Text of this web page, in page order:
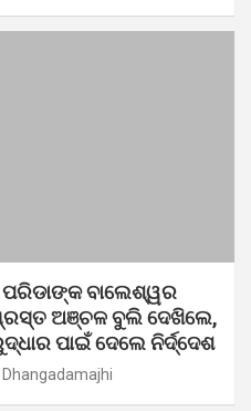
ବାଲେଶ୍ୱର
ଅଞ୍ଚଳ ବୁଲି ଦେଖିଲେ,
ପାଇଁ ଦେଲେ ନିର୍ଦ୍ଦେଶ